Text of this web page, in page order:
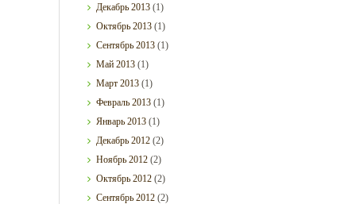
Декабрь2013 (1)
Октябрь2013 (1)
Сентябрь2013 (1)
Май2013 (1)
Март2013 (1)
Февраль2013 (1)
Январь2013 (1)
Декабрь2012 (2)
Ноябрь2012 (2)
Октябрь2012 (2)
Сентябрь2012 (2)